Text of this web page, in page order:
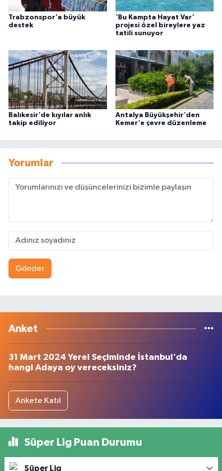
Trabzonspor'a büyük
destek
'Bu Kampta Hayat Var'
projesi özel bireylere yaz
tatili sunuyor
Balıkesir'de kıyılar anlık
takip ediliyor
Antalya Büyükşehir'den
Kemer'e çevre düzenleme
Yorumlar
Gönder
Anket
31 Mart 2024 Yerel Seçiminde İstanbul'da
hangi Adaya oy vereceksiniz?
Ankete Katıl
Süper Lig Puan Durumu
Süper Lig